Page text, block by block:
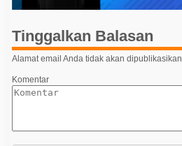
i
p
o
s
Tinggalkan Balasan
Alamat email Anda tidak akan dipublikasikan.
Komentar